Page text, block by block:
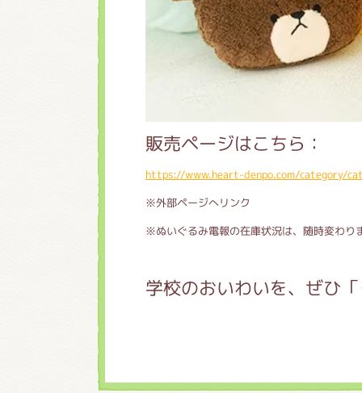
販売ページはこちら：
https://www.heart-denpo.com/category/
※外部ページへリンク
※ぬいぐるみ電報の在庫状況は、随時変わり
学校のおいわいを、ぜひ